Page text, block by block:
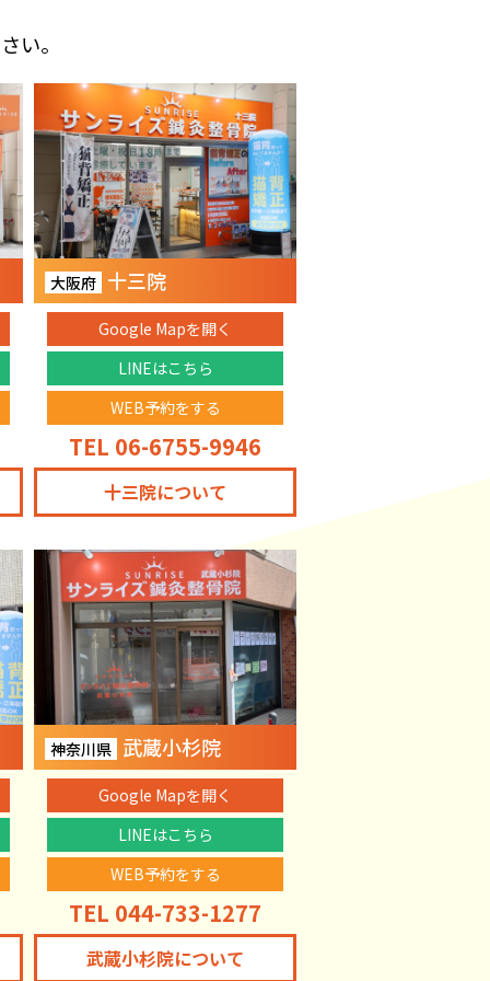
い。
大阪府 十三院
Google Mapを開く
LINEはこちら
WEB予約をする
TEL 06-6755-9946
十三院について
神奈川県 武蔵小杉院
Google Mapを開く
LINEはこちら
WEB予約をする
TEL 044-733-1277
武蔵小杉院について